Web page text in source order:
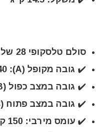
סולם טלסקופי 28 שלבים
✔️ גובה מקופל (A): 2,040 מ"מ (2.04 מ')
✔️ גובה במצב כפול (B): 3,500 מ"מ (3.5 מ')
✔️ גובה במצב פתוח (C): 7,550 מ"מ (7.55 מ')
✔️ עומס מירבי: 150 ק"ג